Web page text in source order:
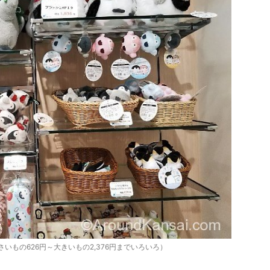
いもの626円～大きいもの2,376円までいろいろ）